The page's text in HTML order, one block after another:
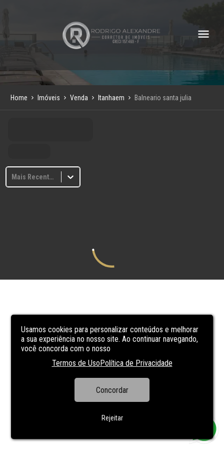
Usamos cookies para personalizar conteúdos e melhorar
a sua experiência no nosso site. Ao continuar navegando,
você concorda com o nosso
Termos de UsoPolítica de Privacidade
Concordar
Rejeitar
Home Imóveis Venda Itanhaem Balneario santa julia
Mais Recentes